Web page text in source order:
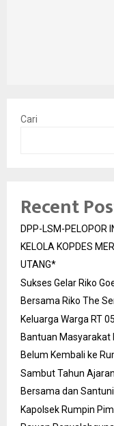
Cari
Recent
DPP-LSM-PELOPOR
KELOLA KOPDES
UTANG*
Sukses Gelar Riko
Bersama Riko The
Keluarga Warga RT
Bantuan Masyarakat
Belum Kembali ke
Sambut Tahun
Bersama dan
Kapolsek Rumpin